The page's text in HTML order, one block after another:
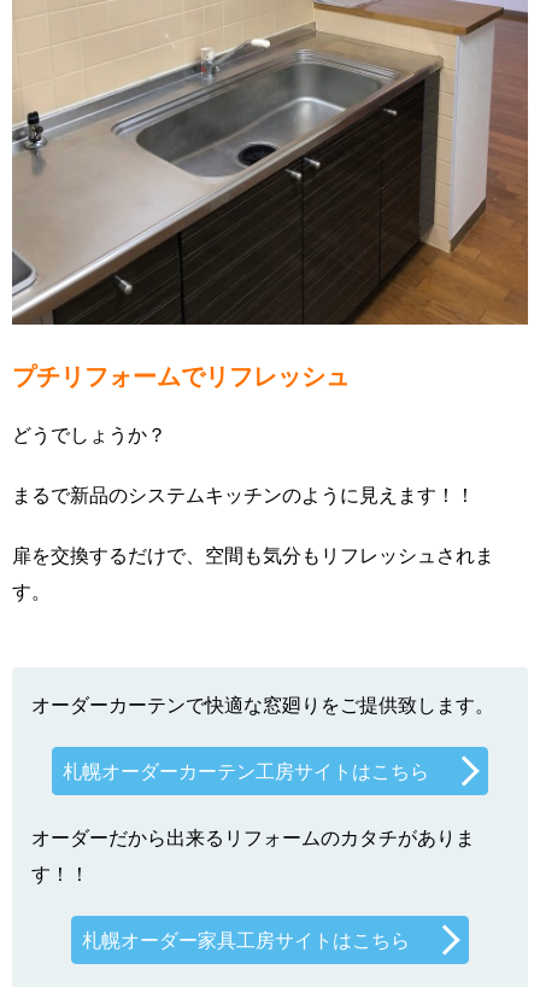
プチリフォームでリフレッシュ
どうでしょうか？
まるで新品のシステムキッチンのように見えます！！
扉を交換するだけで、空間も気分もリフレッシュされま
す。
オーダーカーテンで快適な窓廻りをご提供致します。
札幌オーダーカーテン工房サイトはこちら
オーダーだから出来るリフォームのカタチがありま
す！！
札幌オーダー家具工房サイトはこちら